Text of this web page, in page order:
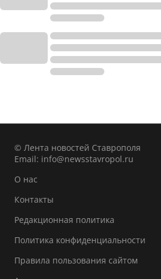
© Лента новостей Ставрополя
Email: info@newsstavropol.ru
О нас
Контакты
Редакционная политика
Политика конфиденциальности
Правила пользования сайтом